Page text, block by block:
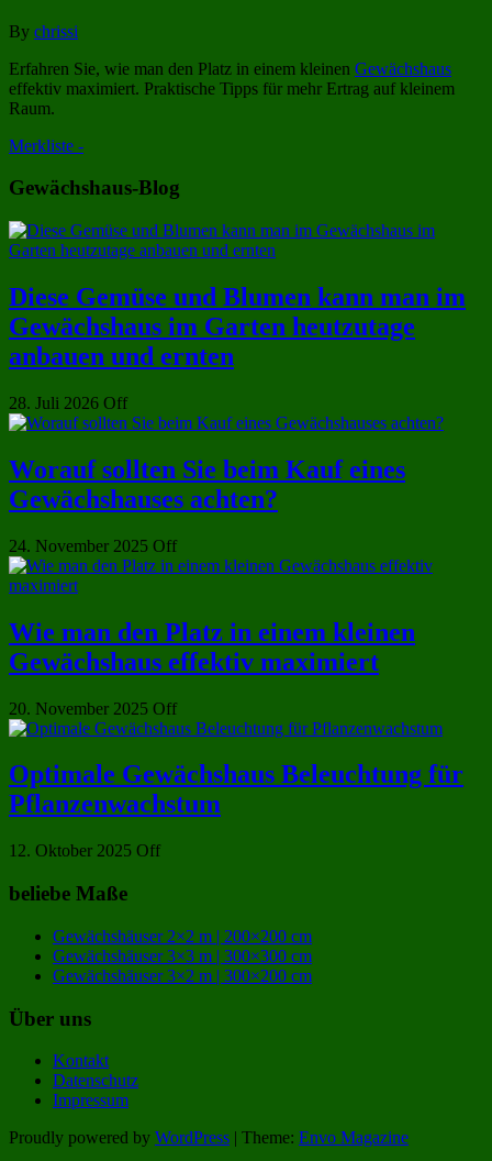
By chrissi
Erfahren Sie, wie man den Platz in einem kleinen Gewächshaus
effektiv maximiert. Praktische Tipps für mehr Ertrag auf kleinem
Raum.
Merkliste -
Gewächshaus-Blog
Diese Gemüse und Blumen kann man im
Gewächshaus im Garten heutzutage
anbauen und ernten
28. Juli 2026 Off
Worauf sollten Sie beim Kauf eines
Gewächshauses achten?
24. November 2025 Off
Wie man den Platz in einem kleinen
Gewächshaus effektiv maximiert
20. November 2025 Off
Optimale Gewächshaus Beleuchtung für
Pflanzenwachstum
12. Oktober 2025 Off
beliebe Maße
Gewächshäuser 2×2 m | 200×200 cm
Gewächshäuser 3×3 m | 300×300 cm
Gewächshäuser 3×2 m | 300×200 cm
Über uns
Kontakt
Datenschutz
Impressum
Proudly powered by WordPress | Theme: Envo Magazine